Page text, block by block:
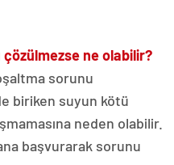
ne olabilir?
sorunu
biriken suyun kötü
neden olabilir.
başvurarak sorunu